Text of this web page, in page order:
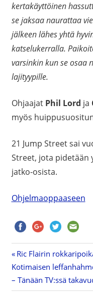
kertakäyttöinen
se jaksaa naurattaa
jälkeen lähes yhtä
katselukerralla.
varsinkin kun se osaa
lajityypille.
Ohjaajat Phil Lord ja
myös
21 Jump Street sai
Street, jota pidetään
jatko-osista.
Ohjelmaoppaaseen
Artikkelien
selaus
Previous
Post:
Ric Flairin
Next
Post:
Kotimaisen
– Tänään TV:ssä